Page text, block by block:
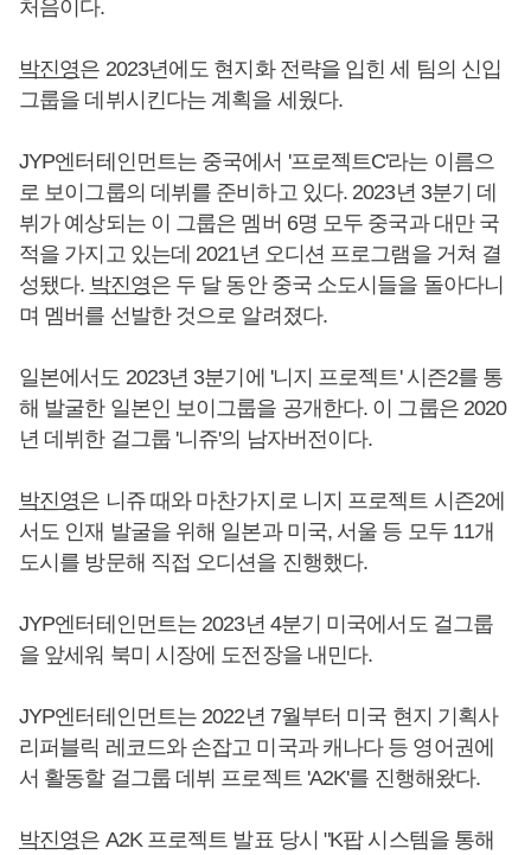
처음이다.
박진영은 2023년에도 현지화 전략을 입힌 세 팀의 신입
그룹을 데뷔시킨다는 계획을 세웠다.
JYP엔터테인먼트는 중국에서 '프로젝트C'라는 이름으
로 보이그룹의 데뷔를 준비하고 있다. 2023년 3분기 데
뷔가 예상되는 이 그룹은 멤버 6명 모두 중국과 대만 국
적을 가지고 있는데 2021년 오디션 프로그램을 거쳐 결
성됐다. 박진영은 두 달 동안 중국 소도시들을 돌아다니
며 멤버를 선발한 것으로 알려졌다.
일본에서도 2023년 3분기에 '니지 프로젝트' 시즌2를 통
해 발굴한 일본인 보이그룹을 공개한다. 이 그룹은 2020
년 데뷔한 걸그룹 '니쥬'의 남자버전이다.
박진영은 니쥬 때와 마찬가지로 니지 프로젝트 시즌2에
서도 인재 발굴을 위해 일본과 미국, 서울 등 모두 11개
도시를 방문해 직접 오디션을 진행했다.
JYP엔터테인먼트는 2023년 4분기 미국에서도 걸그룹
을 앞세워 북미 시장에 도전장을 내민다.
JYP엔터테인먼트는 2022년 7월부터 미국 현지 기획사
리퍼블릭 레코드와 손잡고 미국과 캐나다 등 영어권에
서 활동할 걸그룹 데뷔 프로젝트 'A2K'를 진행해왔다.
박진영은 A2K 프로젝트 발표 당시 "K팝 시스템을 통해